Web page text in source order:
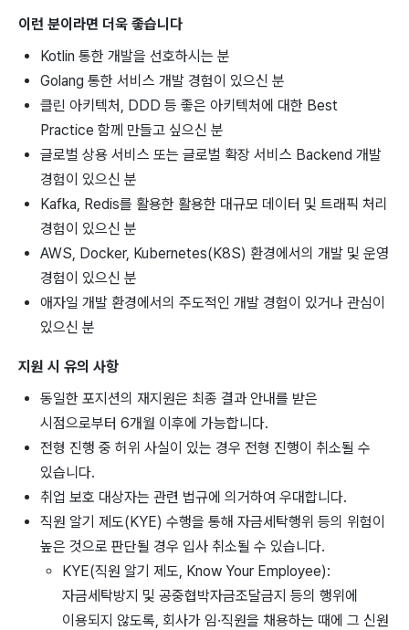
이런 분이라면 더욱 좋습니다
Kotlin 통한 개발을 선호하시는 분
Golang 통한 서비스 개발 경험이 있으신 분
클린 아키텍처, DDD 등 좋은 아키텍처에 대한 Best
Practice 함께 만들고 싶으신 분
글로벌 상용 서비스 또는 글로벌 확장 서비스 Backend 개발
경험이 있으신 분
Kafka, Redis를 활용한 활용한 대규모 데이터 및 트래픽 처리
경험이 있으신 분
AWS, Docker, Kubernetes(K8S) 환경에서의 개발 및 운영
경험이 있으신 분
애자일 개발 환경에서의 주도적인 개발 경험이 있거나 관심이
있으신 분
지원 시 유의 사항
동일한 포지션의 재지원은 최종 결과 안내를 받은
시점으로부터 6개월 이후에 가능합니다.
전형 진행 중 허위 사실이 있는 경우 전형 진행이 취소될 수
있습니다.
취업 보호 대상자는 관련 법규에 의거하여 우대합니다.
직원 알기 제도(KYE) 수행을 통해 자금세탁행위 등의 위험이
높은 것으로 판단될 경우 입사 취소될 수 있습니다.
KYE(직원 알기 제도, Know Your Employee):
자금세탁방지 및 공중협박자금조달금지 등의 행위에
이용되지 않도록, 회사가 임·직원을 채용하는 때에 그 신원